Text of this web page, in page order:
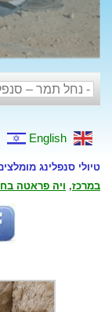
English
טיולי סנפלינג
במרכז, ויה פראטה